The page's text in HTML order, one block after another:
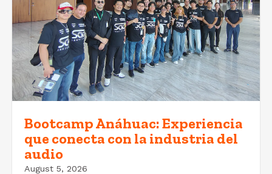
Bootcamp Anáhuac: Experiencia
que conecta con la industria del
audio
August 5, 2026